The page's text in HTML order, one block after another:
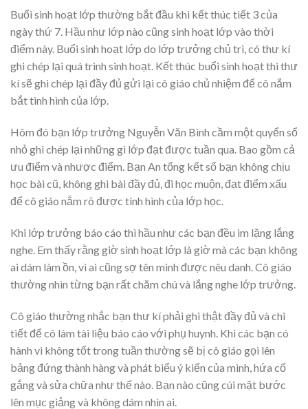
Buổi sinh hoạt lớp thường bắt đầu khi kết thúc tiết 3 của
ngày thứ 7. Hầu như lớp nào cũng sinh hoạt lớp vào thời
điểm này. Buổi sinh hoạt lớp do lớp trưởng chủ trì, có thư kí
ghi chép lại quá trình sinh hoạt. Kết thúc buổi sinh hoạt thì thư
kí sẽ ghi chép lại đầy đủ gửi lại cô giáo chủ nhiệm để cô nắm
bắt tình hình của lớp.
Hôm đó bạn lớp trưởng Nguyễn Văn Bình cầm một quyển sổ
nhỏ ghi chép lại những gì lớp đạt được tuần qua. Bao gồm cả
ưu điểm và nhược điểm. Bạn An tổng kết số bạn không chịu
học bài cũ, không ghi bài đầy đủ, đi học muộn, đạt điểm xấu
để cô giáo nắm rõ được tình hình của lớp học.
Khi lớp trưởng báo cáo thì hầu như các bạn đều im lặng lắng
nghe. Em thấy rằng giờ sinh hoạt lớp là giờ mà các bạn không
ai dám làm ồn, vì ai cũng sợ tên mình được nêu danh. Cô giáo
thường nhìn từng bạn rất chăm chú và lắng nghe lớp trưởng.
Cô giáo thường nhắc bạn thư kí phải ghi thật đầy đủ và chi
tiết để cô làm tài liệu báo cáo với phụ huynh. Khi các bạn có
hành vi không tốt trong tuần thường sẽ bị cô giáo gọi lên
bảng đứng thành hàng và phát biểu ý kiến của mình, hứa cố
gắng và sửa chữa như thế nào. Bạn nào cũng cúi mặt bước
lên mục giảng và không dám nhìn ai.